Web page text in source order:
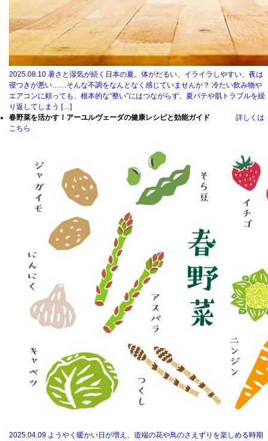
2025.08.10 暑さと湿気が続く日本の夏。体がだるい、イライラしやすい、夜は
寝つきが悪い……そんな不調をなんとなく感じていませんか？ 冷たい飲み物や
エアコンに頼っても、根本的な“整い”にはつながらず、夏バテや肌トラブルを繰
り返してしまう […]
春野菜を活かす！アーユルヴェーダの健康レシピと効能ガイド
詳しくは
こちら
2025.04.09 ようやく暖かい日が増え、道端の花や鳥のさえずりを楽しめる時期